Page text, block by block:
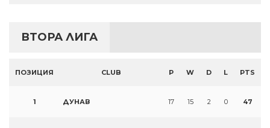
ВТОРА ЛИГА
ПОЗИЦИЯ CLUB P W D L PTS
1 ДУНАВ 17 15 2 0 47